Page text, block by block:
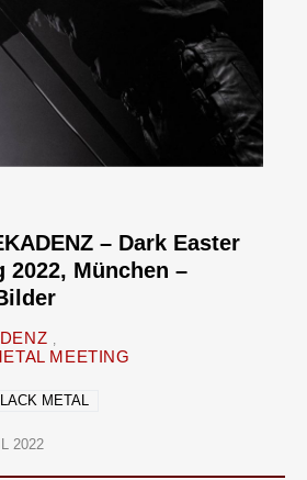
– Dark Easter
2022, München –
MEETING
METAL
2022